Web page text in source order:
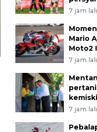
7 jam
Mario
Moto2
7 jam
7 jam